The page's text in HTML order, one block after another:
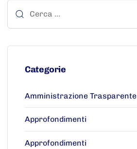
Categorie
Amministrazione Trasparente
Approfondimenti
Approfondimenti